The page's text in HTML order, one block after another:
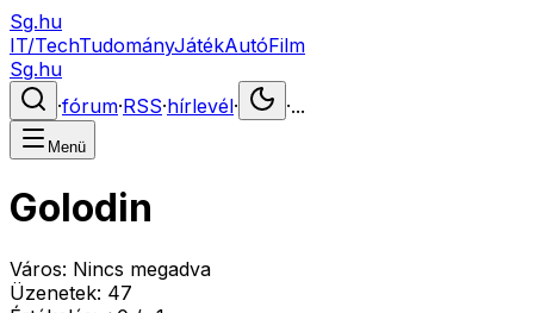
Sg.hu
IT/TechTudományJátékAutóFilm
Sg.hu
·fórum·RSS·hírlevél· ·...
Menü
Golodin
Város: Nincs megadva
Üzenetek: 47